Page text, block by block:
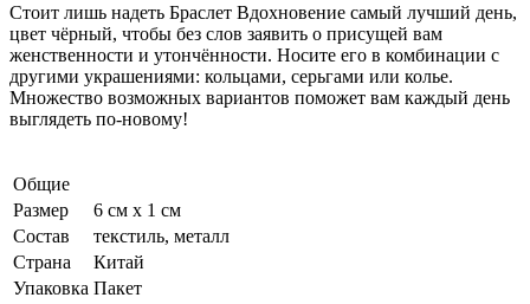
Стоит лишь надеть Браслет Вдохновение самый лучший день,
цвет чёрный, чтобы без слов заявить о присущей вам
женственности и утончённости. Носите его в комбинации с
другими украшениями: кольцами, серьгами или колье.
Множество возможных вариантов поможет вам каждый день
выглядеть по-новому!
Общие
Размер
6 см x 1 см
Состав
текстиль, металл
Страна
Китай
Упаковка Пакет